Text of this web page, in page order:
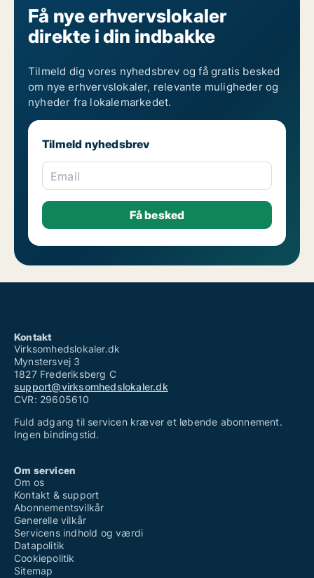
Få nye erhvervslokaler
direkte i din indbakke
Tilmeld dig vores nyhedsbrev og få gratis besked
om nye erhvervslokaler, relevante muligheder og
nyheder fra lokalemarkedet.
Tilmeld nyhedsbrev
Email
Kontakt
Virksomhedslokaler.dk
Mynstersvej 3
1827 Frederiksberg C
support@virksomhedslokaler.dk
CVR: 29605610
Fuld adgang til servicen kræver et løbende abonnement.
Ingen bindingstid.
Om servicen
Om os
Kontakt & support
Abonnementsvilkår
Generelle vilkår
Servicens indhold og værdi
Datapolitik
Cookiepolitik
Sitemap